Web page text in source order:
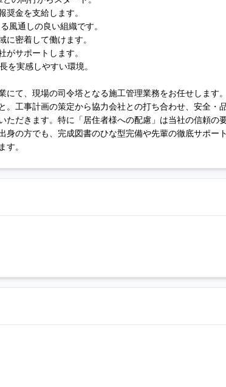
金を支給します。
風通しの良い組織です。
密着して働けます。
サポートします。
を実感しやすい環境。
て、現場の司令塔となる施工管理業務をお任せします。
工事計画の策定から協力会社との打ち合わせ、安全・
だきます。特に「居住者様への配慮」は当社の信頼の
の方でも、完成図書のひな型完備や先輩の徹底サポー
。